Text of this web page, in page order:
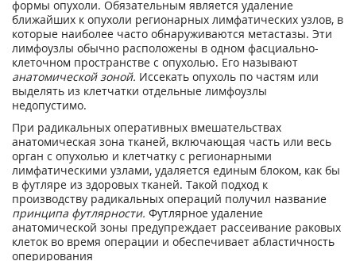
формы опухоли. Обязательным является удаление
ближайших к опухоли регионарных лимфатических узлов, в
которые наиболее часто обнаруживаются метастазы. Эти
лимфоузлы обычно расположены в одном фасциально-
клеточном пространстве с опухолью. Его называют
анатомической зоной. Иссекать опухоль по частям или
выделять из клетчатки отдельные лимфоузлы
недопустимо.
При радикальных оперативных вмешательствах
анатомическая зона тканей, включающая часть или весь
орган с опухолью и клетчатку с регионарными
лимфатическими узлами, удаляется единым блоком, как бы
в футляре из здоровых тканей. Такой подход к
производству радикальных операций получил название
принципа футлярности. Футлярное удаление
анатомической зоны предупреждает рассеивание раковых
клеток во время операции и обеспечивает абластичность
оперирования